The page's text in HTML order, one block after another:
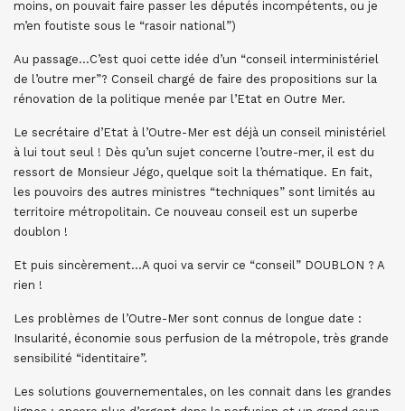
moins, on pouvait faire passer les députés incompétents, ou je
m’en foutiste sous le “rasoir national”)
Au passage…C’est quoi cette idée d’un “conseil interministériel
de l’outre mer”? Conseil chargé de faire des propositions sur la
rénovation de la politique menée par l’Etat en Outre Mer.
Le secrétaire d’Etat à l’Outre-Mer est déjà un conseil ministériel
à lui tout seul ! Dès qu’un sujet concerne l’outre-mer, il est du
ressort de Monsieur Jégo, quelque soit la thématique. En fait,
les pouvoirs des autres ministres “techniques” sont limités au
territoire métropolitain. Ce nouveau conseil est un superbe
doublon !
Et puis sincèrement…A quoi va servir ce “conseil” DOUBLON ? A
rien !
Les problèmes de l’Outre-Mer sont connus de longue date :
Insularité, économie sous perfusion de la métropole, très grande
sensibilité “identitaire”.
Les solutions gouvernementales, on les connait dans les grandes